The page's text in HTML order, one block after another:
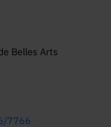
Belles Arts
7766